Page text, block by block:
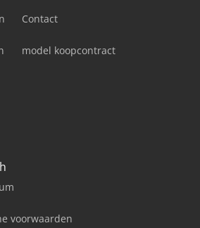
Contact
model koopcontract
voorwaarden